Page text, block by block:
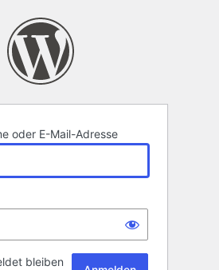
oder E-Mail-Adresse
bleiben